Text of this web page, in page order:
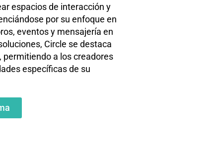
espacios de interacción y
por su enfoque en
eventos y mensajería en
Circle se destaca
permitiendo a los creadores
específicas de su